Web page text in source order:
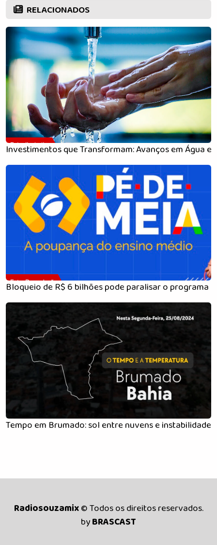
RELACIONADOS
Investimentos que Transformam: Avanços em Água
Bloqueio de R$ 6 bilhões pode paralisar o programa
Tempo em Brumado: sol entre nuvens e instabilidade
Radiosouzamix© Todos os direitos reservados.
byBRASCAST